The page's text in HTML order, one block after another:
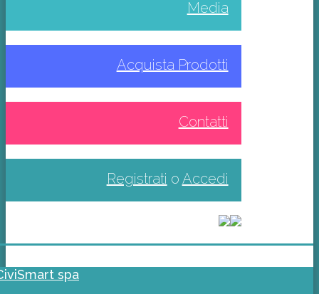
Media
Acquista Prodotti
Contatti
Registrati o Accedi
spa